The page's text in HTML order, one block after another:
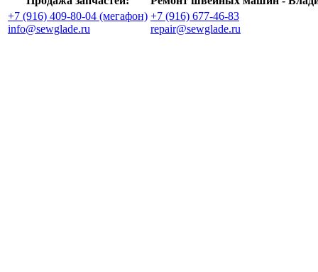
+7 (916) 409-80-04 (мегафон)
info@sewglade.ru
+7 (916) 677-46-83
repair@sewglade.ru